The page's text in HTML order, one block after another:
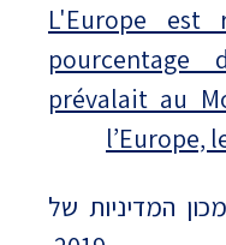
« L'Europe
prévalait au
l’Europe,
המדיניות של